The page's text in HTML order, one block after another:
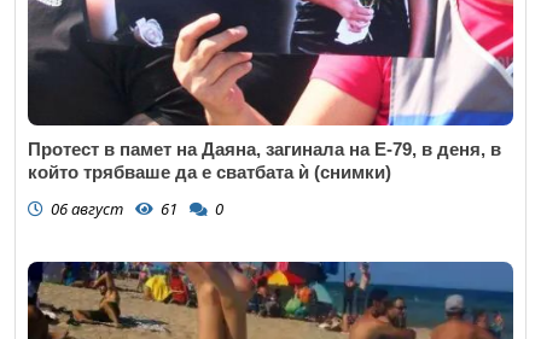
Протест в памет на Даяна, загинала на Е-79, в деня, в
който трябваше да е сватбата ѝ (снимки)
06 август 61 0